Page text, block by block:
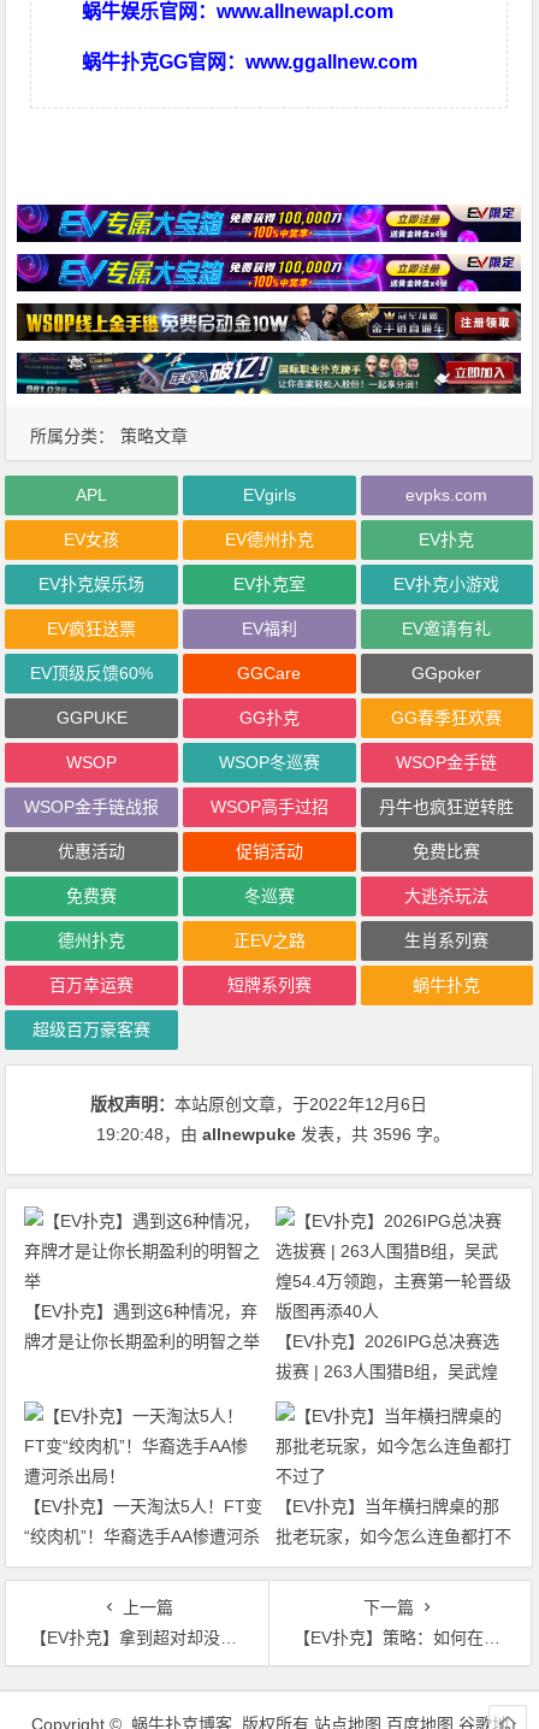
蜗牛娱乐官网：www.allnewapl.com
蜗牛扑克GG官网：www.ggallnew.com
所属分类： 策略文章
APL EVgirls evpks.com
EV女孩 EV德州扑克 EV扑克
EV扑克娱乐场 EV扑克室 EV扑克小游戏
EV疯狂送票 EV福利 EV邀请有礼
EV顶级反馈60% GGCare GGpoker
GGPUKE GG扑克 GG春季狂欢赛
WSOP WSOP冬巡赛 WSOP金手链
WSOP金手链战报 WSOP高手过招 丹牛也疯狂逆转胜
优惠活动 促销活动 免费比赛
免费赛 冬巡赛 大逃杀玩法
德州扑克 正EV之路 生肖系列赛
百万幸运赛 短牌系列赛 蜗牛扑克
超级百万豪客赛
版权声明：本站原创文章，于2022年12月6日
19:20:48，由allnewpuke 发表，共 3596 字。
【EV扑克】遇到这6种情况，弃
牌才是让你长期盈利的明智之举
【EV扑克】2026IPG总决赛选
拔赛 | 263人围猎B组，吴武煌
54.4万领跑，主赛第一轮晋级版
【EV扑克】一天淘汰5人！FT变
“绞肉机”！华裔选手AA惨遭河杀
出局！
【EV扑克】当年横扫牌桌的那
批老玩家，如今怎么连鱼都打不
过了
上一篇
【EV扑克】拿到超对却没有位置优势，怎么打？
下一篇
【EV扑克】策略：如何在常规局玩好同花AQ
文
Copyright © 蜗牛扑克博客 版权所有 站点地图 百度地图 谷歌地